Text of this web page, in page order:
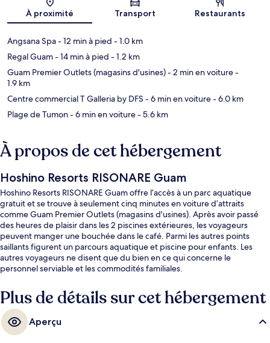
Carte
À proximité Transport Restaurants
Angsana Spa- 12 min à pied - 1.0 km
Regal Guam- 14 min à pied - 1.2 km
Guam Premier Outlets (magasins d'usines)- 2 min en voiture-
1.9 km
Centre commercial T Galleria by DFS - 6 min en voiture- 6.0 km
Plage de Tumon- 6 min en voiture- 5.6 km
À propos de cet hébergement
Hoshino Resorts RISONARE Guam
Hoshino Resorts RISONARE Guam offre l’accès à un parc aquatique
gratuit et se trouve à seulement cinq minutes en voiture d’attraits
comme Guam Premier Outlets (magasins d'usines). Après avoir passé
des heures de plaisir dans les 2 piscines extérieures, les voyageurs
peuvent manger une bouchée dans le café. Parmi les autres points
saillants figurent un parcours aquatique et piscine pour enfants. Les
autres voyageurs ne disent que du bien en ce qui concerne le
personnel serviable et les commodités familiales.
Plus de détails sur cet hébergement
Aperçu